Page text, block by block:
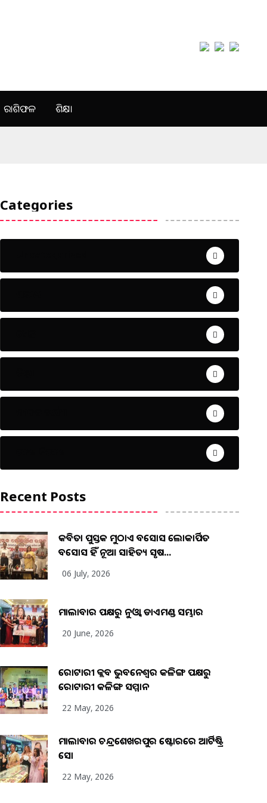
ରାଶିଫଳ ଶିକ୍ଷା
Categories
Recent Posts
କବିତା ପୁସ୍ତକ ମୁଠାଏ ଅବସୋସ ଲୋକାର୍ପିତ
ଅବସୋସ ହିଁ ନୂଆ ସାହିତ୍ୟ ସୃଷ...
06 July, 2026
ମାଲାବାର ପକ୍ଷରୁ ନୁଓ୍ବା ଡାଏମଣ୍ଡ ସମ୍ଭାର
20 June, 2026
ରୋଟାରୀ କ୍ଲବ ଭୁବନେଶ୍ୱର କଳିଙ୍ଗ ପକ୍ଷରୁ
ରୋଟାରୀ କଳିଙ୍ଗ ସମ୍ମାନ
22 May, 2026
ମାଲାବାର ଚନ୍ଦ୍ରଶେଖରପୁର ଷ୍ଟୋରରେ ଆର୍ଟିଷ୍ଟ୍ରି
ସୋ
22 May, 2026